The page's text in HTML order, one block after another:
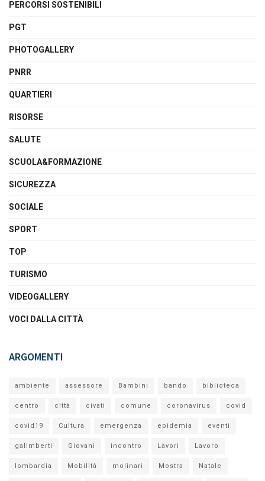
PERCORSI SOSTENIBILI
PGT
PHOTOGALLERY
PNRR
QUARTIERI
RISORSE
SALUTE
SCUOLA&FORMAZIONE
SICUREZZA
SOCIALE
SPORT
TOP
TURISMO
VIDEOGALLERY
VOCI DALLA CITTÀ
ARGOMENTI
ambiente assessore Bambini bando biblioteca
centro città civati comune coronavirus covid
covid19 Cultura emergenza epidemia eventi
galimberti Giovani incontro Lavori Lavoro
lombardia Mobilità molinari Mostra Natale